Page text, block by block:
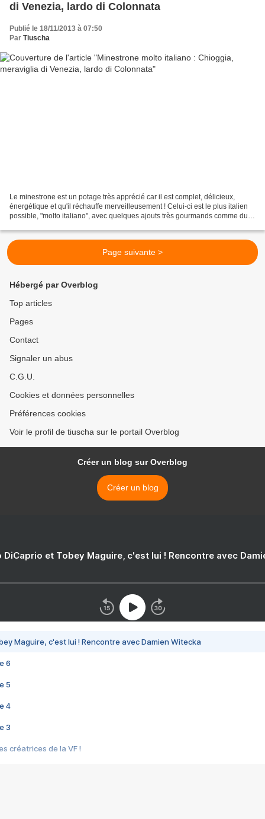
di Venezia, lardo di Colonnata
Publié le 18/11/2013 à 07:50
Par Tiuscha
Le minestrone est un potage très apprécié car il est complet, délicieux,
énergétique et qu'il réchauffe merveilleusement ! Celui-ci est le plus italien
possible, "molto italiano", avec quelques ajouts très gourmands comme du
Page suivante >
Hébergé par Overblog
Top articles
Pages
Contact
Signaler un abus
C.G.U.
Cookies et données personnelles
Préférences cookies
Voir le profil de tiuscha sur le portail Overblog
Créer un blog sur Overblog
Créer un blog
DiCaprio et Tobey Maguire, c'est lui ! Rencontre avec
Maguire, c'est lui ! Rencontre avec Damien Witecka
6
5
4
3
créatrices de la VF !